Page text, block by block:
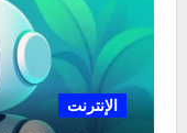
الإنترنت